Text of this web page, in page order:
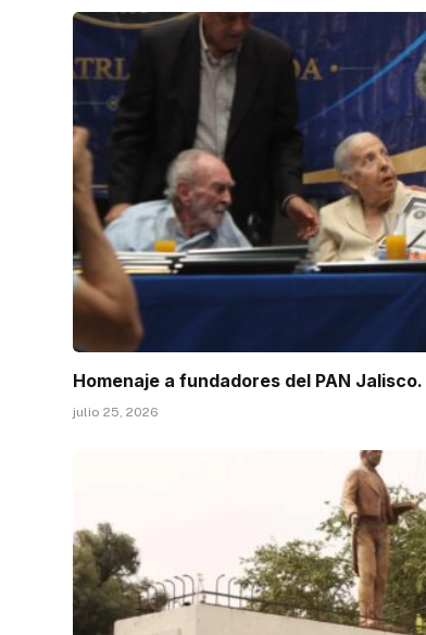
Homenaje a fundadores del PAN Jalisco.
julio 25, 2026